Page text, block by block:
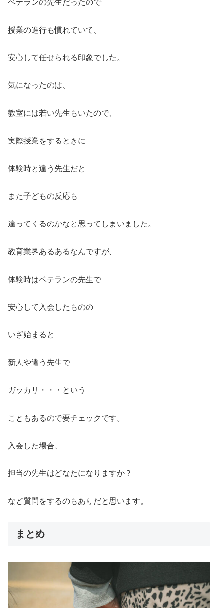
ベテランの先生だったので
授業の進行も慣れていて、
安心して任せられる印象でした。
気になったのは、
教室には若い先生もいたので、
実際授業をするときに
体験時と違う先生だと
また子どもの反応も
違ってくるのかなと思ってしまいました。
教育業界あるあるなんですが、
体験時はベテランの先生で
安心して入会したものの
いざ始まると
新人や違う先生で
ガッカリ・・・という
こともあるので要チェックです。
入会した場合、
担当の先生はどなたになりますか？
など質問をするのもありだと思います。
まとめ